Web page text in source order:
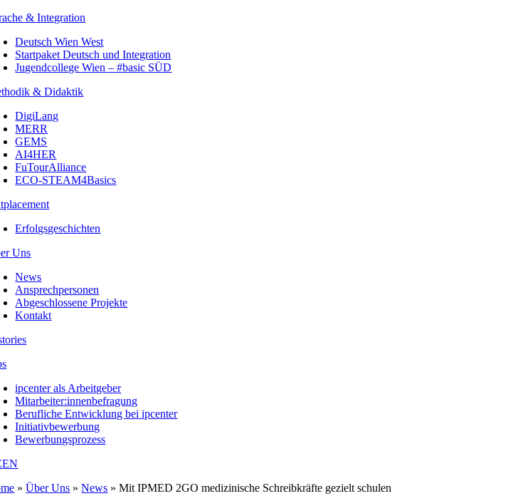
& Integration
Deutsch Wien West
Startpaket Deutsch und Integration
Jugendcollege Wien – #basic SÜD
& Didaktik
DigiLang
MERR
GEMS
AI4HER
FuTourAlliance
ECO-STEAM4Basics
Erfolgsgeschichten
Uns
News
Ansprechpersonen
Abgeschlossene Projekte
Kontakt
ipcenter als Arbeitgeber
Mitarbeiter:innenbefragung
Berufliche Entwicklung bei ipcenter
Initiativbewerbung
Bewerbungsprozess
EN
»Über Uns »News »Mit IPMED 2GO medizinische Schreibkräfte gezielt schulen